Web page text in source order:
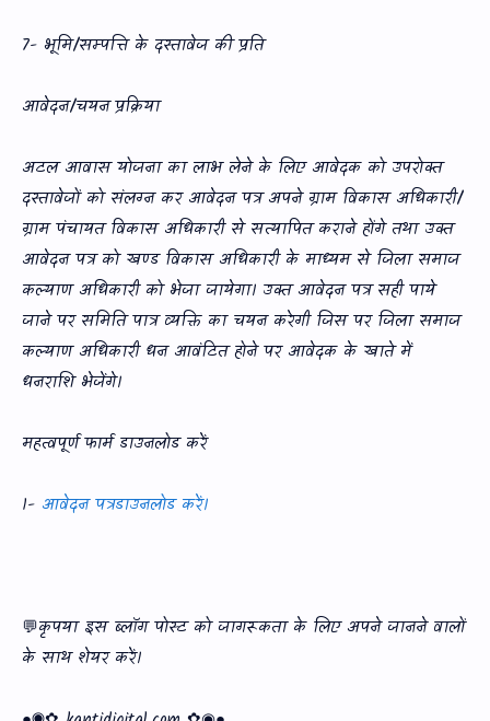
7- भूमि/सम्‍पत्ति के दस्‍तावेज की प्रति
आवेदन/चयन प्रक्रिया
अटल आवास योजना का लाभ लेने के लिए आवेदक को उपरोक्‍त
दस्‍तावेजों को संलग्‍न कर आवेदन पत्र अपने ग्राम विकास अधिकारी/
ग्राम पंचायत विकास अधिकारी से सत्‍यापित कराने होंगे तथा उक्‍त
आवेदन पत्र को खण्‍ड विकास अधिकारी के माध्‍यम से जिला समाज
कल्‍याण अधिकारी को भेजा जायेगा। उक्‍त आवेदन पत्र सही पाये
जाने पर समिति पात्र व्‍यक्ति का चयन करेगी जिस पर जिला समाज
कल्‍याण अधिकारी धन आवंटित होने पर आवेदक के खाते में
धनराशि भेजेंगे।
महत्‍वपूर्ण फार्म डाउनलोड करें
1- आवेदन पत्रडाउनलोड करें।
💬कृपया इस ब्‍लॉग पोस्‍ट को जागरूकता के लिए अपने जानने वालों
के साथ शेयर करें।